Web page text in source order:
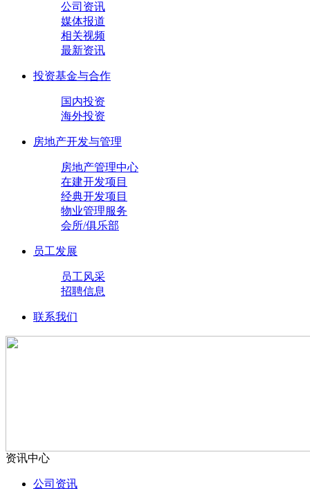
公司资讯
媒体报道
相关视频
最新资讯
投资基金与合作
国内投资
海外投资
房地产开发与管理
房地产管理中心
在建开发项目
经典开发项目
物业管理服务
会所/俱乐部
员工发展
员工风采
招聘信息
联系我们
资讯中心
公司资讯